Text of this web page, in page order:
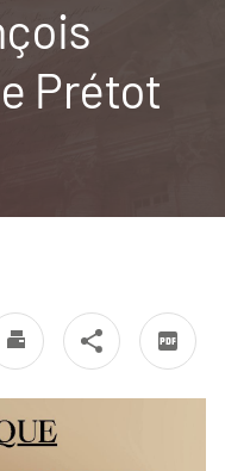
Prétot